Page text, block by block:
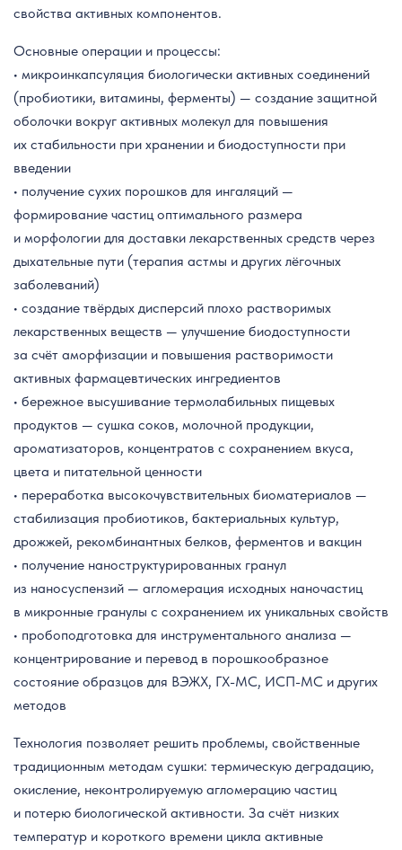
свойства активных компонентов.
Основные операции и процессы:
• микроинкапсуляция биологически активных соединений
(пробиотики, витамины, ферменты) — создание защитной
оболочки вокруг активных молекул для повышения
их стабильности при хранении и биодоступности при
введении
• получение сухих порошков для ингаляций —
формирование частиц оптимального размера
и морфологии для доставки лекарственных средств через
дыхательные пути (терапия астмы и других лёгочных
заболеваний)
• создание твёрдых дисперсий плохо растворимых
лекарственных веществ — улучшение биодоступности
за счёт аморфизации и повышения растворимости
активных фармацевтических ингредиентов
• бережное высушивание термолабильных пищевых
продуктов — сушка соков, молочной продукции,
ароматизаторов, концентратов с сохранением вкуса,
цвета и питательной ценности
• переработка высокочувствительных биоматериалов —
стабилизация пробиотиков, бактериальных культур,
дрожжей, рекомбинантных белков, ферментов и вакцин
• получение наноструктурированных гранул
из наносуспензий — агломерация исходных наночастиц
в микронные гранулы с сохранением их уникальных свойств
• пробоподготовка для инструментального анализа —
концентрирование и перевод в порошкообразное
состояние образцов для ВЭЖХ, ГХ-МС, ИСП-МС и других
методов
Технология позволяет решить проблемы, свойственные
традиционным методам сушки: термическую деградацию,
окисление, неконтролируемую агломерацию частиц
и потерю биологической активности. За счёт низких
температур и короткого времени цикла активные